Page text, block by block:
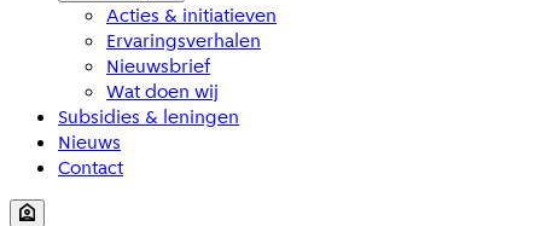
Acties & initiatieven
Ervaringsverhalen
Nieuwsbrief
Wat doen wij
Subsidies & leningen
Nieuws
Contact